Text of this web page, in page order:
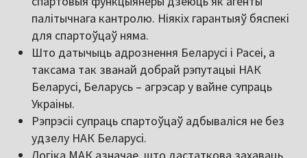
палітычнага кантролю. Ніякіх гарантыяў бяспекі
для спартоўцаў няма.
Што датычыць адрознення Беларусі і Расеі, а
таксама так званай добрай рэпутацыі НАК
Беларусі, Беларусь – агрэсар у вайне супраць
Украіны.
Рэпрэсіі супраць спартоўцаў адбываліся не без
удзелу НАК Беларусі.